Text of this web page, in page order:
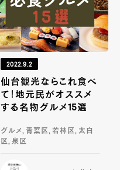
2022.9.2
仙台観光ならこれ食べ
て！地元民がオススメ
する名物グルメ15選
グルメ, 青葉区, 若林区, 太白
区, 泉区